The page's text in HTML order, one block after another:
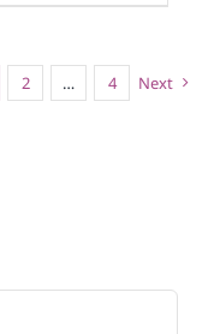
2 … 4 Next